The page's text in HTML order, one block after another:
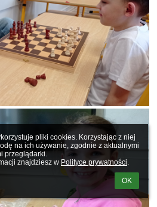
pliki cookies. Korzystając z niej
na ich używanie, zgodnie z aktualnymi
przeglądarki.
znajdziesz w Polityce prywatności.
OK